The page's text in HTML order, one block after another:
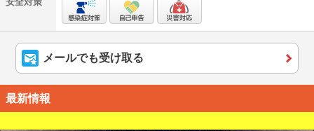
メールでも受け取る
最新情報